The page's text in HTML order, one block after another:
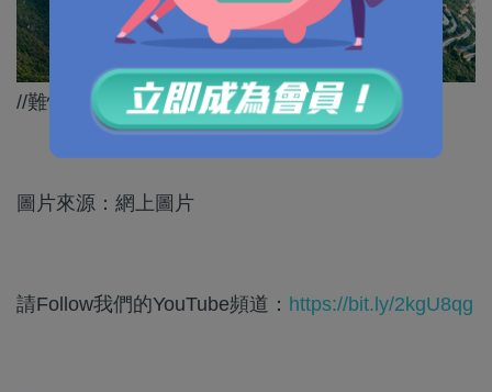
//難怪某啲國家咁驚中國建設科技強國啦！//
圖片來源：網上圖片
請Follow我們的YouTube頻道： https://bit.ly/2kgU8qg